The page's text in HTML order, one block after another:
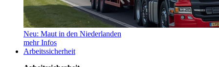
Neu: Maut in den Niederlanden
mehr Infos
Arbeitssicherheit